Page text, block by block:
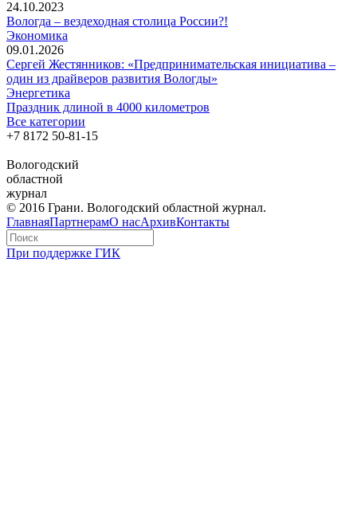
24.10.2023
Вологда – вездеходная столица России?!
Экономика
09.01.2026
Сергей Жестянников: «Предпринимательская инициатива –
один из драйверов развития Вологды»
Энергетика
Праздник длиной в 4000 километров
Все категории
+7 8172 50-81-15
Вологодский
областной
журнал
© 2016 Грани. Вологодский областной журнал.
ГлавнаяПартнерамО насАрхивКонтакты
При поддержке ГИК